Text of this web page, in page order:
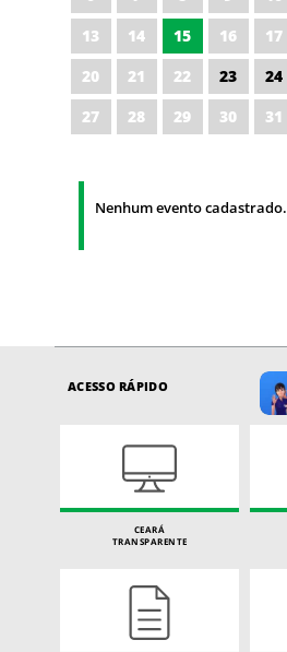
13
14 15 16 17
20
21 22 23 24
27
28 29 30 31
Nenhum evento cadastrado.
ACESSO RÁPIDO
CEARÁ
TRANSPARENTE